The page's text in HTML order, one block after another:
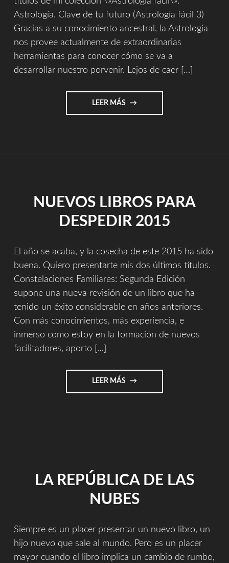
Astrología. Clave de tu futuro (Astrología fácil 3)
Gracias a su conocimiento ancestral, la Astrología
nos provee actualmente de extraordinarias
herramientas para conocer cómo se va a
desarrollar nuestro porvenir. Lejos de caer […]
LEER MÁS "DOS
NUEVOS
NUEVOS LIBROS PARA
DESPEDIR 2015
El año se acaba, y la cosecha de este 2015 ha sido
buena. Quiero presentarte mis dos últimos títulos.
Constelaciones Familiares: Segunda Edición
supone una nueva revisión de un libro que ha
tenido un éxito considerable en años anteriores.
Con más conocimientos, más experiencia, e
inmerso como estoy en la formación de nuevos
facilitadores, aporto […]
LEER MÁS "NUEVOS
LIBROS
LA REPÚBLICA DE LAS
NUBES
Siempre es un placer presentar un nuevo libro, un
hijo nuevo que sale al mundo. Pero es un placer
mayor cuando el libro implica un cambio de rumbo,